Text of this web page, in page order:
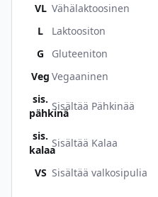
VL Vähälaktoosinen
L
Laktoositon
G
Gluteeniton
Veg Vegaaninen
sis.
pähkinä
Sisältää Pähkinää
sis.
kalaa
Sisältää Kalaa
VS Sisältää valkosipulia